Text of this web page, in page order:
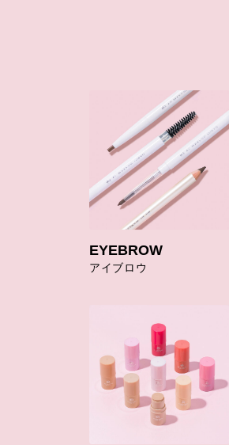
EYEBROW
アイブロウ